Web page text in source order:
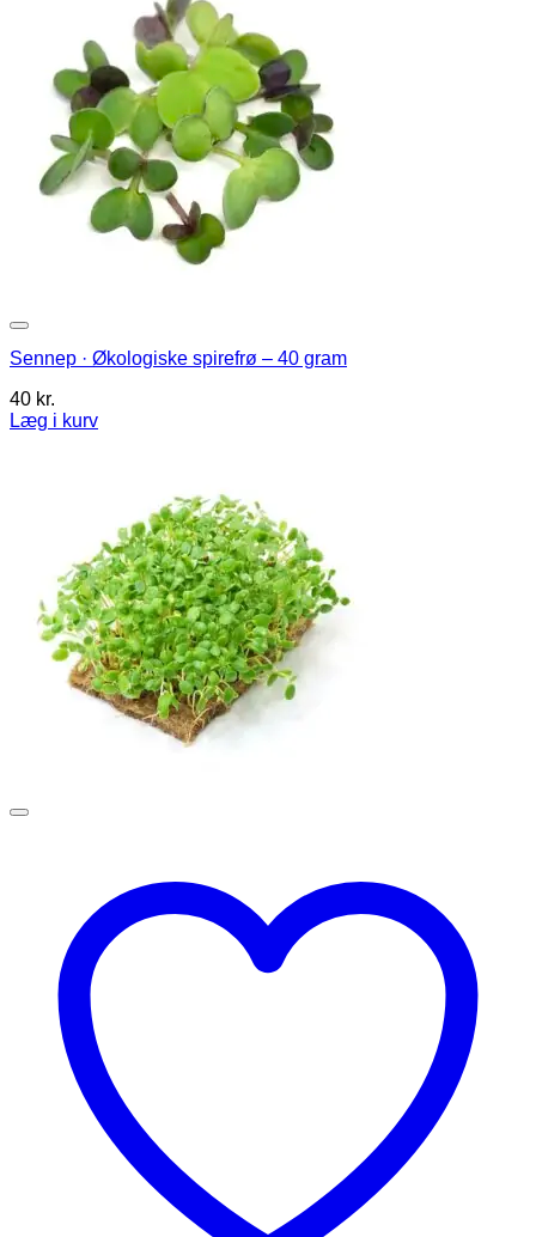
Sennep · Økologiske spirefrø – 40 gram
40 kr.
Læg i kurv